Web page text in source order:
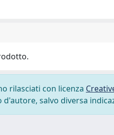
rilasciati con licenza
salvo diversa